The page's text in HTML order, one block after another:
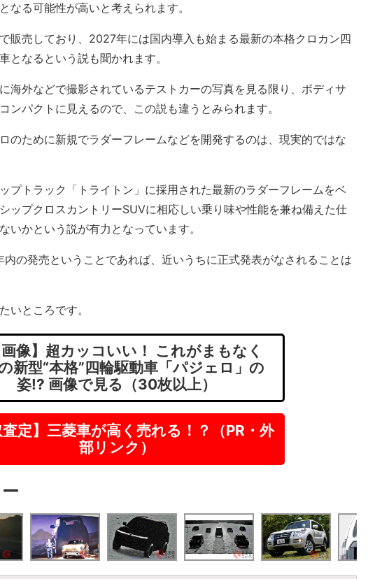
なる可能性が高いと考えられます。
販売しており、2027年には国内導入も始まる最新の本格クロカン四
となるという説も聞かれます。
海外などで撮影されているテストカーの写真を見る限り、ボディサ
ンパクトに見えるので、この説も違うとみられます。
のために新規でラダーフレームなどを開発するのは、現実的ではな
プトラック「トライトン」に採用された最新のラダーフレームをベ
ップクロスカントリーSUVに相応しい乗り味や性能を兼ね備えた仕
いかという説が有力となっています。
の発売ということであれば、近いうちに正式発表がなされることは
いところです。
像】超カッコいい！ これがまもなく
新型“本格”四輪駆動車「パジェロ」の
姿!? 画像で見る（30枚以上）
査定】三菱車が高く売れる！？（PR・外
部リンク）